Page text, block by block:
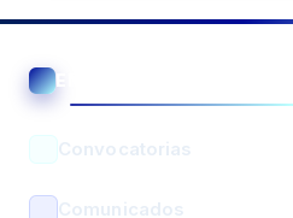
Convocatorias
Comunicados
En línea • Respuesta automática